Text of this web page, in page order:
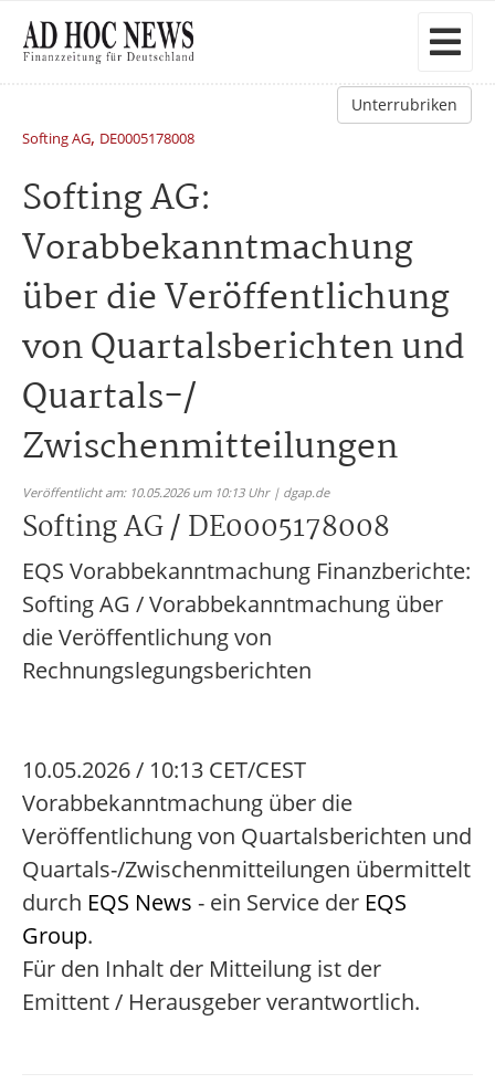
Unterrubriken
Softing AG, DE0005178008
Softing AG:
Vorabbekanntmachung
über die Veröffentlichung
von Quartalsberichten und
Quartals-/
Zwischenmitteilungen
Veröffentlicht am: 10.05.2026 um 10:13 Uhr | dgap.de
Softing AG / DE0005178008
EQS Vorabbekanntmachung Finanzberichte:
Softing AG / Vorabbekanntmachung über
die Veröffentlichung von
Rechnungslegungsberichten
10.05.2026 / 10:13 CET/CEST
Vorabbekanntmachung über die
Veröffentlichung von Quartalsberichten und
Quartals-/Zwischenmitteilungen übermittelt
durch EQS News - ein Service der EQS
Group.
Für den Inhalt der Mitteilung ist der
Emittent / Herausgeber verantwortlich.